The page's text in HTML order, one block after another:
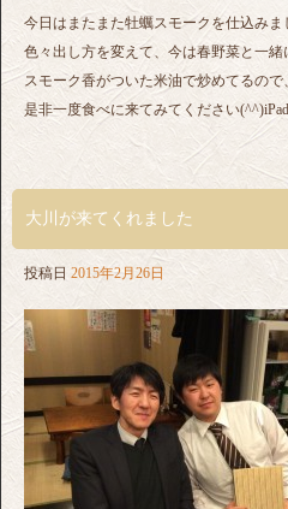
今日はまたまた牡蠣スモークを仕込みま
色々出し方を変えて、今は春野菜と一
スモーク香がついた米油で炒めてるので
是非一度食べに来てみてください
大川が来てくれました
投稿日 2015年2月26日